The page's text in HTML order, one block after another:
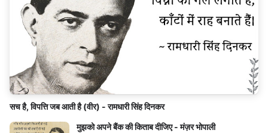
सच है, विपत्ति जब आती है (वीर) - रामधारी सिंह दिनकर
मुझको अपने बैंक की किताब दीजिए - मंज़र भोपाली